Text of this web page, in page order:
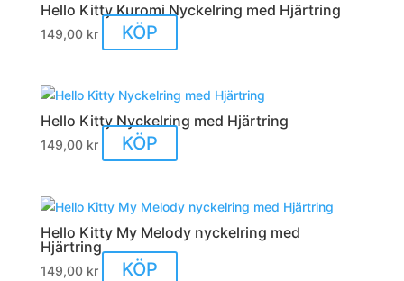
Hello Kitty Kuromi Nyckelring med Hjärtring
149,00 kr KÖP
Hello Kitty Nyckelring med Hjärtring
149,00 kr KÖP
Hello Kitty My Melody nyckelring med
Hjärtring
149,00 kr KÖP